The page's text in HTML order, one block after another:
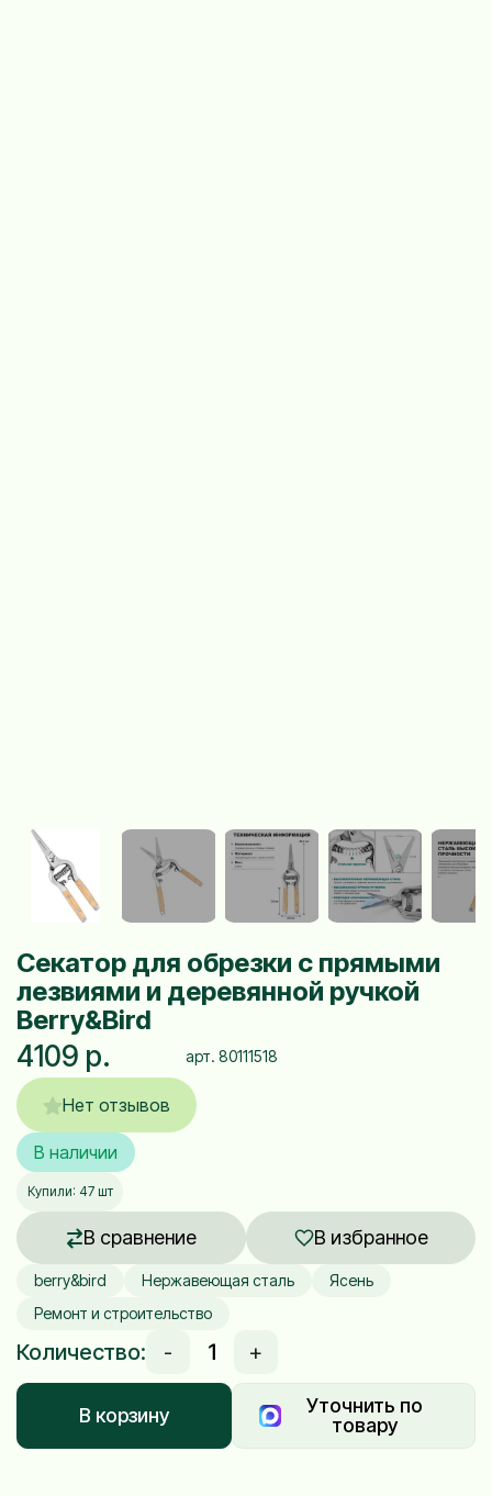
Нет отзывов
В наличии
Купили: 47 шт
В сравнение В избранное
Секатор для обрезки с прямыми
лезвиями и деревянной ручкой
Berry&Bird
4109 р. арт. 80111518
berry&bird Нержавеющая сталь
Ясень
Ремонт и строительство
Количество: - +
В корзину
Уточнить по
товару